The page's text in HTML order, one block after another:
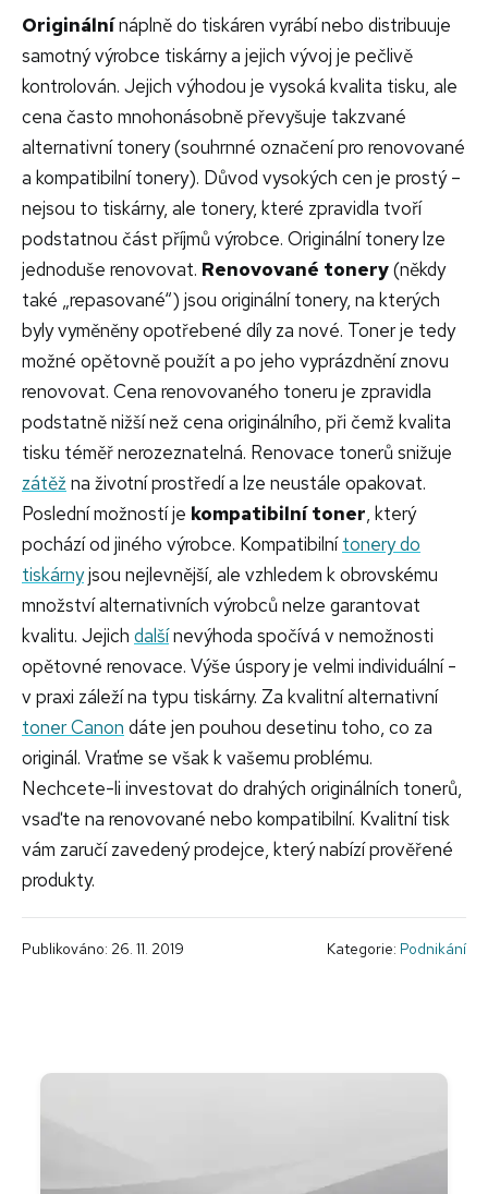
Originálnínáplně do tiskáren vyrábí nebo distribuuje
samotný výrobce tiskárny a jejich vývoj je pečlivě
kontrolován. Jejich výhodou je vysoká kvalita tisku, ale
cena často mnohonásobně převyšuje takzvané
alternativní tonery (souhrnné označení pro renovované
a kompatibilní tonery). Důvod vysokých cen je prostý –
nejsou to tiskárny, ale tonery, které zpravidla tvoří
podstatnou část příjmů výrobce. Originální tonery lze
jednoduše renovovat. Renovované tonery(někdy
také „repasované“) jsou originální tonery, na kterých
byly vyměněny opotřebené díly za nové. Toner je tedy
možné opětovně použít a po jeho vyprázdnění znovu
renovovat. Cena renovovaného toneru je zpravidla
podstatně nižší než cena originálního, při čemž kvalita
tisku téměř nerozeznatelná. Renovace tonerů snižuje
zátěž na životní prostředí a lze neustále opakovat.
Poslední možností je kompatibilní toner, který
pochází od jiného výrobce. Kompatibilnítonery do
tiskárnyjsou nejlevnější, ale vzhledem k obrovskému
množství alternativních výrobců nelze garantovat
kvalitu. Jejich dalšínevýhoda spočívá v nemožnosti
opětovné renovace. Výše úspory je velmi individuální -
v praxi záleží na typu tiskárny. Za kvalitní alternativní
toner Canon dáte jen pouhou desetinu toho, co za
originál. Vraťme se však k vašemu problému.
Nechcete-li investovat do drahých originálních tonerů,
vsaďte na renovované nebo kompatibilní. Kvalitní tisk
vám zaručí zavedený prodejce, který nabízí prověřené
produkty.
Publikováno: 26. 11. 2019 Kategorie: Podnikání